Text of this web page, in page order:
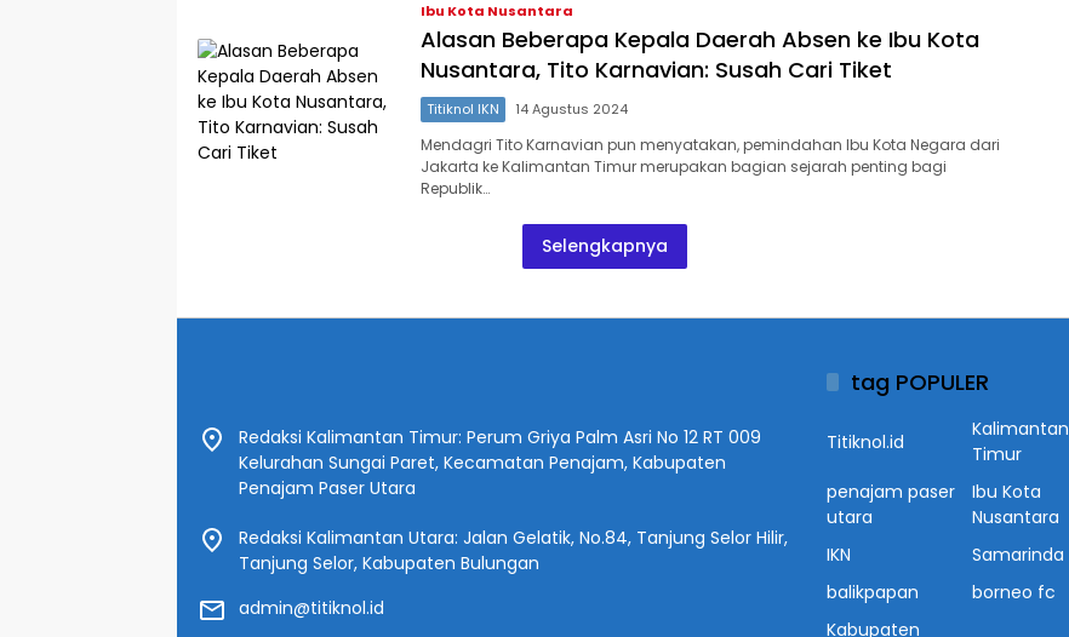
Ibu Kota Nusantara
Alasan Beberapa Kepala Daerah Absen ke Ibu Kota
Nusantara, Tito Karnavian: Susah Cari Tiket
Titiknol IKN 14 Agustus 2024
Mendagri Tito Karnavian pun menyatakan, pemindahan Ibu Kota Negara dari
Jakarta ke Kalimantan Timur merupakan bagian sejarah penting bagi
Republik…
Selengkapnya
Redaksi Kalimantan Timur: Perum Griya Palm Asri No 12 RT 009
Kelurahan Sungai Paret, Kecamatan Penajam, Kabupaten
Penajam Paser Utara
Redaksi Kalimantan Utara: Jalan Gelatik, No.84, Tanjung Selor Hilir,
Tanjung Selor, Kabupaten Bulungan
admin@titiknol.id
tag POPULER
Titiknol.id
Kalimantan
Timur
penajam paser
utara
Ibu Kota
Nusantara
IKN
Samarinda
balikpapan
borneo fc
Kabupaten